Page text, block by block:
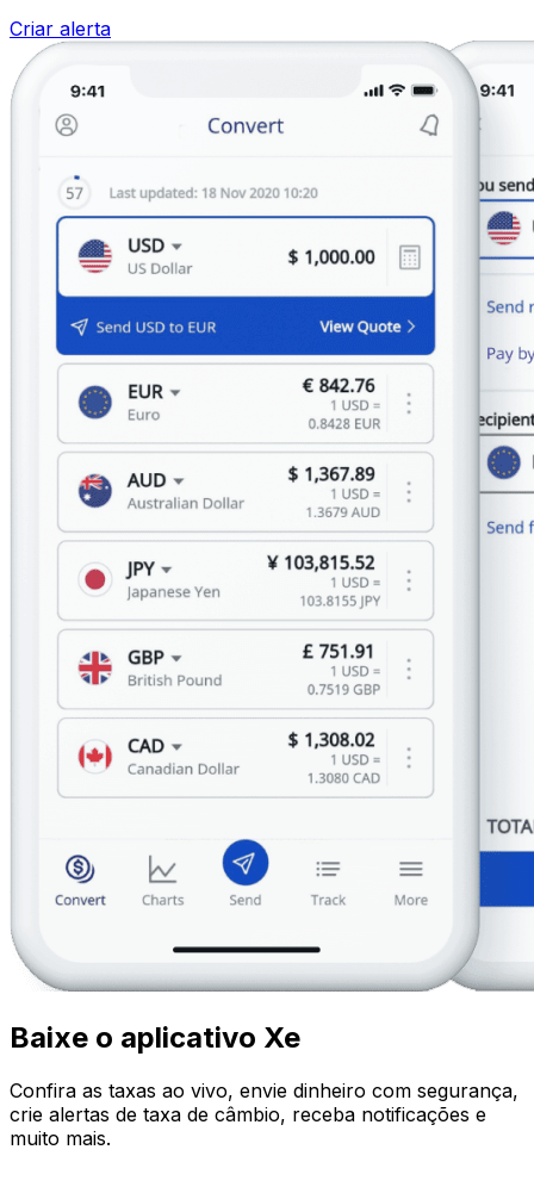
Criar alerta
Baixe o aplicativo Xe
Confira as taxas ao vivo, envie dinheiro com segurança,
crie alertas de taxa de câmbio, receba notificações e
muito mais.